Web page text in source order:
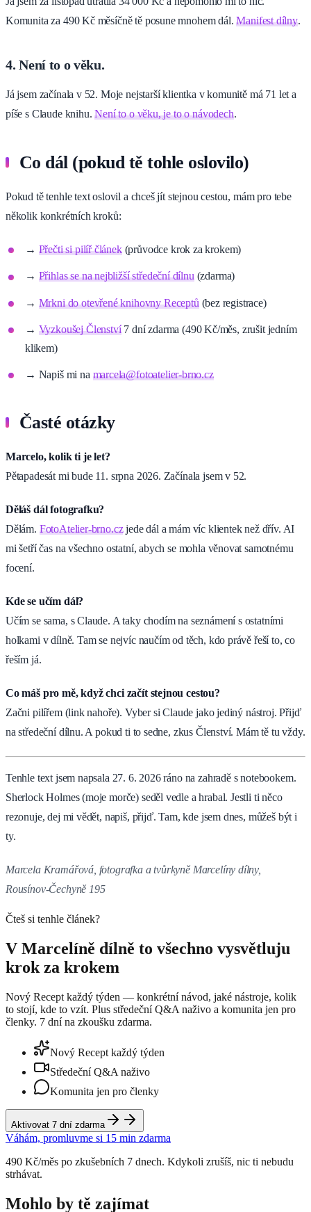
Komunita za 490 Kč měsíčně tě posune mnohem dál.Manifest dílny.
4. Není to o věku.
Já jsem začínala v 52. Moje nejstarší klientka v komunitě má 71 let a
píše s Claude knihu.Není to o věku, je to o návodech.
Co dál (pokud tě tohle oslovilo)
Pokud tě tenhle text oslovil a chceš jít stejnou cestou, mám pro tebe
několik konkrétních kroků:
→ Přečti si pilíř článek(průvodce krok za krokem)
→ Přihlas se na nejbližší středeční dílnu(zdarma)
→ Mrkni do otevřené knihovny Receptů(bez registrace)
→ Vyzkoušej Členství7 dní zdarma (490 Kč/měs, zrušit jedním
klikem)
→ Napiš mi na marcela@fotoatelier-brno.cz
Časté otázky
Marcelo, kolik ti je let?
Pětapadesát mi bude 11. srpna 2026. Začínala jsem v 52.
Děláš dál fotografku?
Dělám. FotoAtelier-brno.czjede dál a mám víc klientek než dřív. AI
mi šetří čas na všechno ostatní, abych se mohla věnovat samotnému
focení.
Kde se učím dál?
Učím se sama, s Claude. A taky chodím na seznámení s ostatními
holkami v dílně. Tam se nejvíc naučím od těch, kdo právě řeší to, co
řeším já.
Co máš pro mě, když chci začít stejnou cestou?
Začni pilířem (link nahoře). Vyber si Claude jako jediný nástroj. Přijď
na středeční dílnu. A pokud ti to sedne, zkus Členství. Mám tě tu vždy.
Tenhle text jsem napsala 27. 6. 2026 ráno na zahradě s notebookem.
Sherlock Holmes (moje morče) seděl vedle a hrabal. Jestli ti něco
rezonuje, dej mi vědět, napiš, přijď. Tam, kde jsem dnes, můžeš být i
ty.
Marcela Kramářová, fotografka a tvůrkyně Marcelíny dílny,
Rousínov-Čechyně 195
Čteš si tenhle článek?
V Marcelíně dílně to všechno vysvětluju
krok za krokem
Nový Recept každý týden — konkrétní návod, jaké nástroje, kolik
to stojí, kde to vzít. Plus středeční Q&A naživo a komunita jen pro
členky. 7 dní na zkoušku zdarma.
Nový Recept každý týden
Středeční Q&A naživo
Komunita jen pro členky
Aktivovat 7 dní zdarma
Váhám, promluvme si 15 min zdarma
490 Kč/měs po zkušebních 7 dnech. Kdykoli zrušíš, nic ti nebudu
strhávat.
Mohlo by tě zajímat